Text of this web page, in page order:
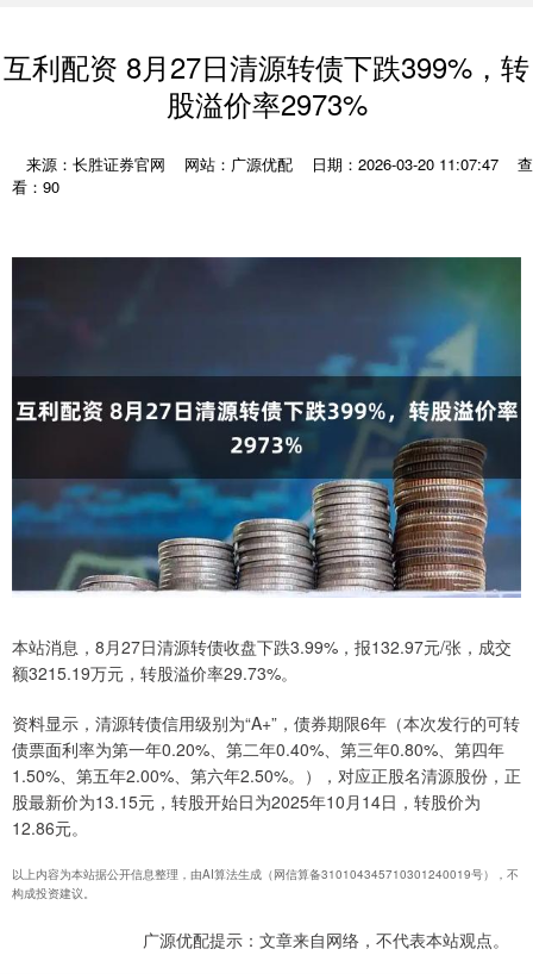
互利配资 8月27日清源转债下跌399%，转
股溢价率2973%
来源：长胜证券官网 网站：广源优配 日期：2026-03-20 11:07:47
查
看：90
本站消息，8月27日清源转债收盘下跌3.99%，报132.97元/张，成交
额3215.19万元，转股溢价率29.73%。
资料显示，清源转债信用级别为“A+”，债券期限6年（本次发行的可转
债票面利率为第一年0.20%、第二年0.40%、第三年0.80%、第四年
1.50%、第五年2.00%、第六年2.50%。），对应正股名清源股份，正
股最新价为13.15元，转股开始日为2025年10月14日，转股价为
12.86元。
以上内容为本站据公开信息整理，由AI算法生成（网信算备310104345710301240019号），不
构成投资建议。
广源优配提示：文章来自网络，不代表本站观点。